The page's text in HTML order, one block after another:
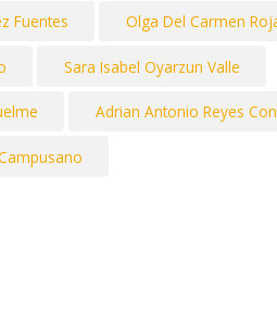
Fuentes Olga Del Carmen
Sara Isabel Oyarzun Valle
Adrian Antonio Reyes